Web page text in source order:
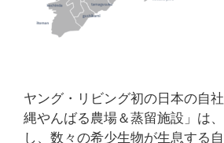
ヤング・リビング初の日本の自
縄やんばる農場＆蒸留施設」は
し、数々の希少生物が生息する